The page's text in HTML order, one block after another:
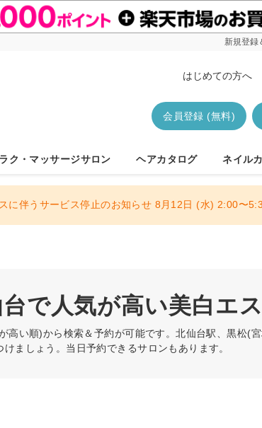
新規登録
はじめての方へ
会員登録 (無料)
ク・マッサージサロン ヘアカタログ ネイル
に伴うサービス停止のお知らせ 8月12日 (水) 2:00〜
で人気が高い美白エ
高い順)から検索＆予約が可能です。北仙台駅、黒松(
ましょう。当日予約できるサロンもあります。